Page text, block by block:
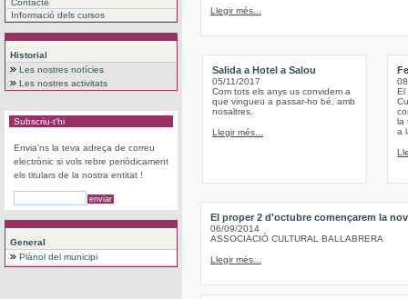
Contacte
Informació dels cursos
Historial
Les nostres notícies
Les nostres activitats
Subscriu-t'hi
Envia'ns la teva adreça de correu
electrònic si vols rebre periòdicament
els titulars de la nostra entitat !
General
Plànol del municipi
Llegir més...
Salida a Hotel a Salou
05/11/2017
Com tots els anys us convidem a
que vingueu a passar-ho bé, amb
nosaltres.
Llegir més...
El
la
a
El proper 2 d'octubre començarem la
06/09/2014
ASSOCIACIÓ CULTURAL BALLABRERA
Llegir més...